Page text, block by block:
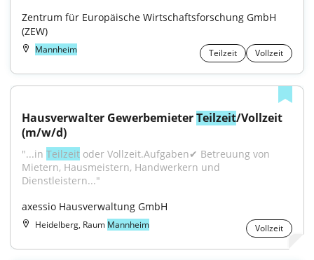
Zentrum für Europäische Wirtschaftsforschung GmbH
(ZEW)
Mannheim Teilzeit Vollzeit
Hausverwalter Gewerbemieter Teilzeit/Vollzeit
(m/w/d)
"...in Teilzeit oder Vollzeit.Aufgaben✔ Betreuung von
Mietern, Hausmeistern, Handwerkern und
Dienstleistern..."
axessio Hausverwaltung GmbH
Heidelberg, Raum Mannheim Vollzeit